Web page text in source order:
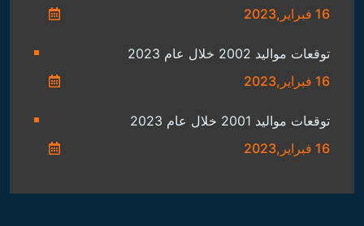
16 فبراير,2023
توقعات مواليد 2002 خلال عام 2023
16 فبراير,2023
توقعات مواليد 2001 خلال عام 2023
16 فبراير,2023